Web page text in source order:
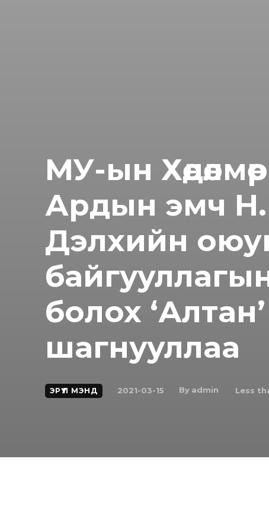
МУ-ын
Ардын эмч
Дэлхийн
болох
шагнууллаа
ЭРҮҮЛ МЭНД 2021-03-15 By admin Less